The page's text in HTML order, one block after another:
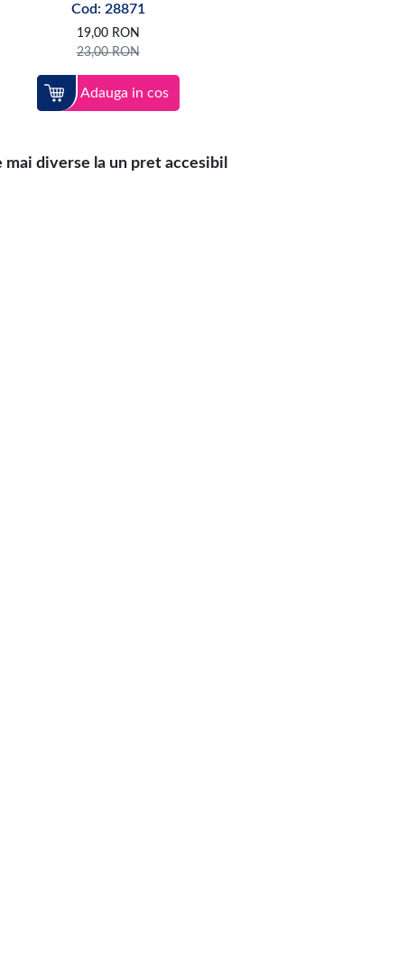
Cod: 28871
19,00 RON
23,00RON
Adauga in cos
mai diverse la un pret accesibil